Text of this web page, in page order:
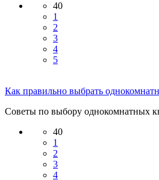
40
1
2
3
4
5
Как правильно выбрать
Советы по выбору однокомнатных
40
1
2
3
4